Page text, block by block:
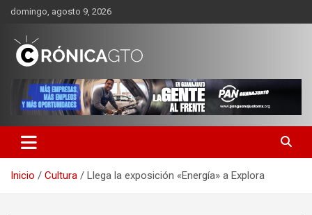
Saltar
contenido
domingo, agosto 9, 2026
CRONICA GUANAJUATO
Inicio Cultura Llega la exposición «Energía» a Explora